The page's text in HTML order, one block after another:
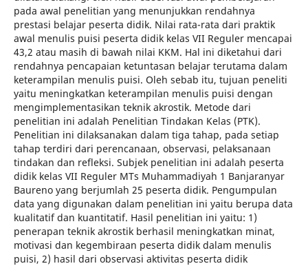
pada awal penelitian yang menunjukkan rendahnya
prestasi belajar peserta didik. Nilai rata-rata dari praktik
awal menulis puisi peserta didik kelas VII Reguler mencapai
43,2 atau masih di bawah nilai KKM. Hal ini diketahui dari
rendahnya pencapaian ketuntasan belajar terutama dalam
keterampilan menulis puisi. Oleh sebab itu, tujuan peneliti
yaitu meningkatkan keterampilan menulis puisi dengan
mengimplementasikan teknik akrostik. Metode dari
penelitian ini adalah Penelitian Tindakan Kelas (PTK).
Penelitian ini dilaksanakan dalam tiga tahap, pada setiap
tahap terdiri dari perencanaan, observasi, pelaksanaan
tindakan dan refleksi. Subjek penelitian ini adalah peserta
didik kelas VII Reguler MTs Muhammadiyah 1 Banjaranyar
Baureno yang berjumlah 25 peserta didik. Pengumpulan
data yang digunakan dalam penelitian ini yaitu berupa data
kualitatif dan kuantitatif. Hasil penelitian ini yaitu: 1)
penerapan teknik akrostik berhasil meningkatkan minat,
motivasi dan kegembiraan peserta didik dalam menulis
puisi, 2) hasil dari observasi aktivitas peserta didik